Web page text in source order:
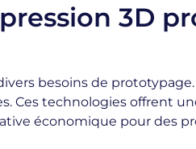
3D
besoins de
Ces technologies offrent
économique pour des